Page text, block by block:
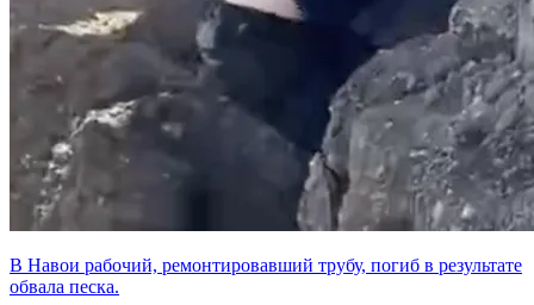
В Навои рабочий, ремонтировавший трубу, погиб в результате
обвала песка.